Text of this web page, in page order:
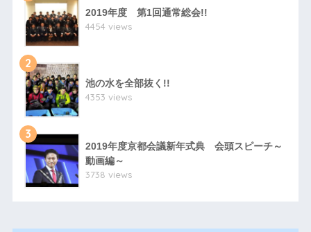
2019年度 第1回通常総会!!
4454 views
2
池の水を全部抜く!!
4353 views
3
2019年度京都会議新年式典 会頭スピーチ～
動画編～
3738 views